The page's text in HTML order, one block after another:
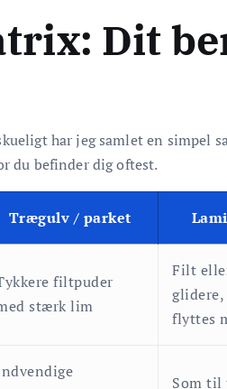
Dit
har jeg samlet en simpel
du befinder dig oftest.
Trægulv / parket
filtpuder
stærk lim
Filt
flyttes
Som